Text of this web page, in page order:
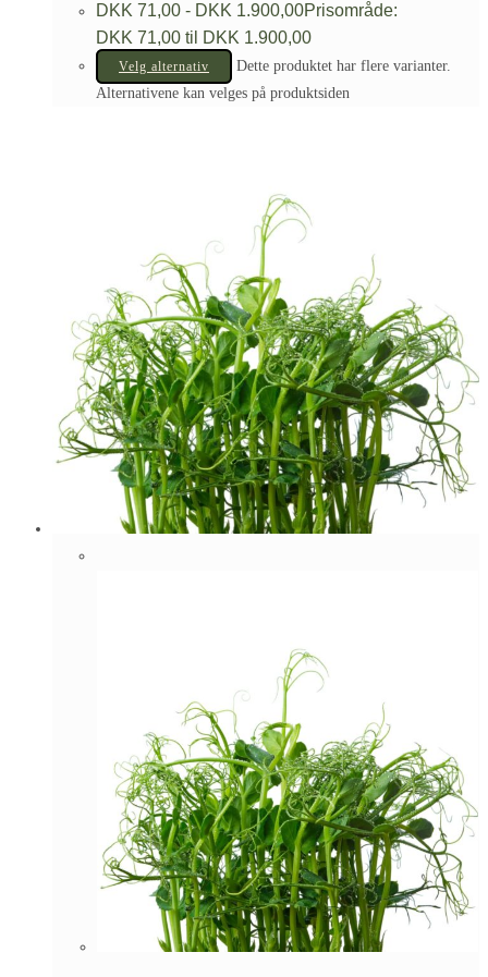
DKK 71,00 - DKK 1.900,00Prisområde:
DKK 71,00 til DKK 1.900,00
Velg alternativ
Dette produktet har flere varianter.
Alternativene kan velges på produktsiden